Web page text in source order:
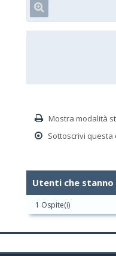
Mostra modalità
Sottoscrivi questa
Utenti che
1 Ospite(i)